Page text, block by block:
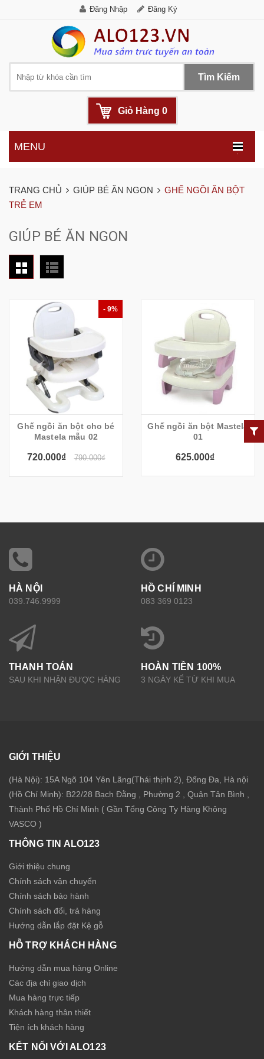
Đăng Nhập Đăng Ký
Tìm Kiếm
Giỏ Hàng 0
.
MENU
TRANG CHỦ GIÚP BÉ ĂN NGON
GHẾ NGỒI ĂN BỘT
TRẺ EM
GIÚP BÉ ĂN NGON
- 9%
Ghế ngồi ăn bột cho bé
Mastela mẫu 02
720.000₫ 790.000₫
Ghế ngồi ăn bột Mastela
01
625.000₫
HÀ NỘI
039.746.9999
HỒ CHÍ MINH
083 369 0123
THANH TOÁN
SAU KHI NHẬN ĐƯỢC HÀNG
HOÀN TIỀN 100%
3 NGÀY KỂ TỪ KHI MUA
GIỚI THIỆU
(Hà Nội): 15A Ngõ 104 Yên Lãng(Thái thịnh 2), Đống Đa, Hà nội
(Hồ Chí Minh): B22/28 Bạch Đằng , Phường 2 , Quận Tân Bình ,
Thành Phố Hồ Chí Minh ( Gần Tổng Công Ty Hàng Không
VASCO )
THÔNG TIN ALO123
Giới thiệu chung
Chính sách vận chuyển
Chính sách bảo hành
Chính sách đổi, trả hàng
Hướng dẫn lắp đặt Kệ gỗ
HỖ TRỢ KHÁCH HÀNG
Hướng dẫn mua hàng Online
Các địa chỉ giao dịch
Mua hàng trực tiếp
Khách hàng thân thiết
Tiện ích khách hàng
KẾT NỐI VỚI ALO123